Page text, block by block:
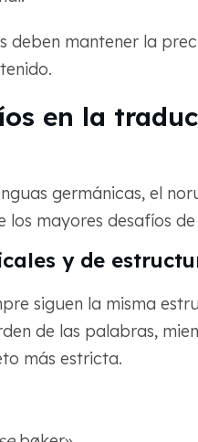
deben mantener la
en la
germánicas, el
los mayores desafíos
y de
siguen la misma
de las palabras,
más estricta.